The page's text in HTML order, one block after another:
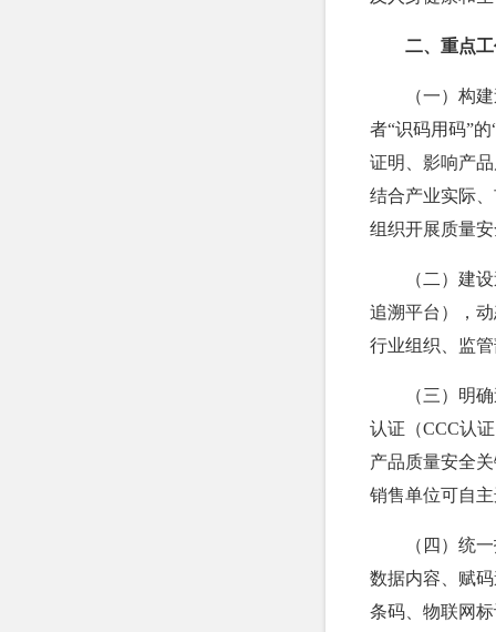
二、重点
（一）构
者“识码用码”
证明、影响产
结合产业实际
组织开展质量
（二）建
追溯平台），
行业组织、监
（三）明
认证（CCC认
产品质量安全
销售单位可自
（四）统
数据内容、赋
条码、物联网